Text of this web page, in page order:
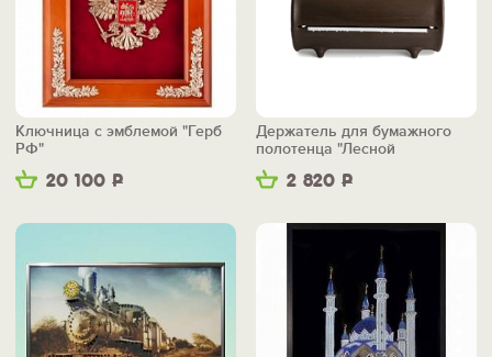
20 100 Р
Ключница с эмблемой "Герб
РФ"
2 820 Р
Держатель для бумажного
полотенца "Лесной
помощник"